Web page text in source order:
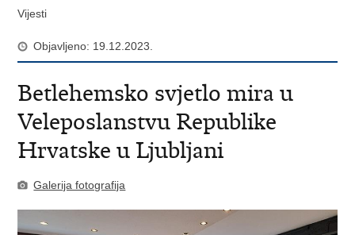
Vijesti
Objavljeno: 19.12.2023.
Betlehemsko svjetlo mira u
Veleposlanstvu Republike
Hrvatske u Ljubljani
Galerija fotografija